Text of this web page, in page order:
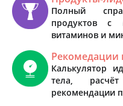
Полный
продуктов с
витаминов и
Рекомедации
Калькулятор
тела,
рекомендации